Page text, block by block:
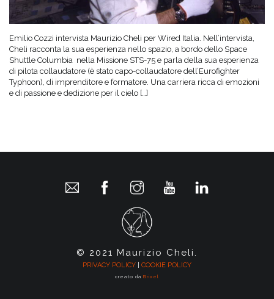
Emilio Cozzi intervista Maurizio Cheli per Wired Italia. Nell’intervista,
Cheli racconta la sua esperienza nello spazio, a bordo dello Space
Shuttle Columbia nella Missione STS-75 e parla della sua esperienza
di pilota collaudatore (è stato capo-collaudatore dell’Eurofighter
Typhoon), di imprenditore e formatore. Una carriera ricca di emozioni
e di passione e dedizione per il cielo […]
© 2021 Maurizio Cheli.
PRIVACY POLICY COOKIE POLICY
creato da Brixel